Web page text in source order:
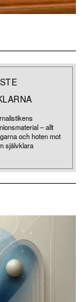
– allt
och hoten mot
självklara